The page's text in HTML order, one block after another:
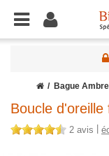
Bague Ambre
Boucle
2 avis